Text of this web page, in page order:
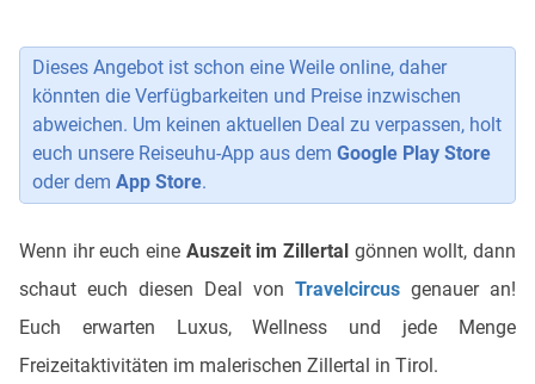
Dieses Angebot ist schon eine Weile online, daher
könnten die Verfügbarkeiten und Preise inzwischen
abweichen. Um keinen aktuellen Deal zu verpassen, holt
euch unsere Reiseuhu-App aus dem Google Play Store
oder dem App Store.
Wenn ihr euch eine Auszeit im Zillertal gönnen wollt, dann
schaut euch diesen Deal von Travelcircus genauer an!
Euch erwarten Luxus, Wellness und jede Menge
Freizeitaktivitäten im malerischen Zillertal in Tirol.